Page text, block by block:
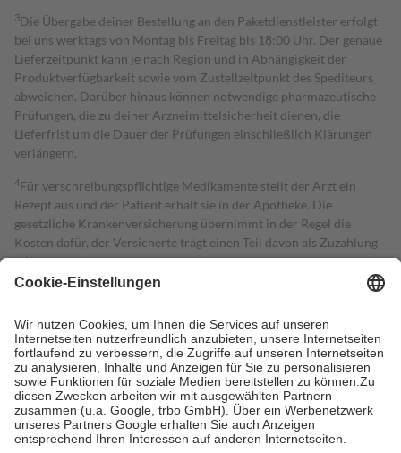
3Die Übergabe deiner Bestellung an den Paketdienstleister erfolgt
bei uns werktags von Montag bis Freitag bis 18:00 Uhr. Der genaue
Lieferzeitpunkt kann je nach Region und in Abhängigkeit der
Produktverfügbarkeit sowie vom Zustellzeitpunkt des Spediteurs
abweichen. Darüber hinaus können notwendige pharmazeutische
Prüfungen, die zu deiner Arzneimittelsicherheit dienen, die
Lieferfrist um die Dauer der Prüfungen einschließlich Klärungen
verlängern.
4Für verschreibungspflichtige Medikamente stellt der Arzt ein
Rezept aus und der Patient erhält sie in der Apotheke. Die
gesetzliche Krankenversicherung übernimmt in der Regel die
Kosten dafür, der Versicherte trägt einen Teil davon als Zuzahlung
mit.
Grundsätzlich leisten Mitglieder Zuzahlungen in Höhe von zehn
höchstens zehn Euro.
Es sind jedoch nie mehr als die tatsächlichen
Kosten der Leistung zu entrichten.
Diese Regeln gelten grundsätzlich auch für Online-Apotheken.
Bei Heilmitteln und häuslicher Krankenpflege beträgt die
Zuzahlung zehn Prozent der Kosten sowie zehn Euro je
Verordnung.
Um das Engagement der Versicherten für ihre eigene Gesundheit zu
stärken und die besondere Stellung der Familie zu unterstützen,